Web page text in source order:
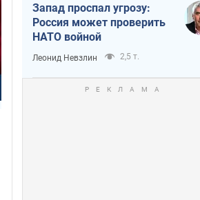
Запад проспал угрозу:
Россия может проверить
НАТО войной
Леонид Невзлин 2,5 т.